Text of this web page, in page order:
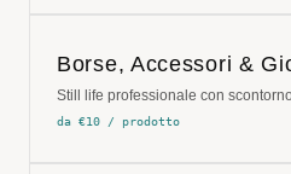
Borse, Accessori &
Still life professionale con scontorno
da €10 / prodotto